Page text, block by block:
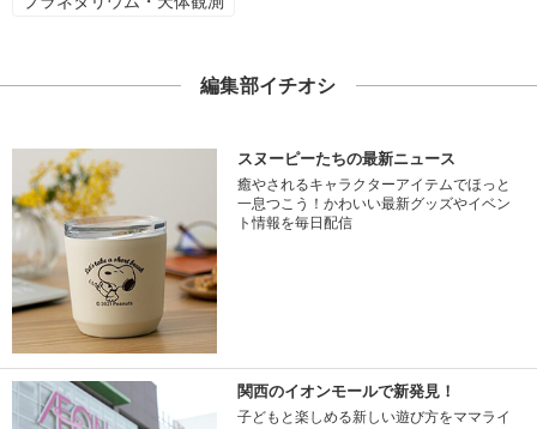
編集部イチオシ
スヌーピーたちの最新ニュース
癒やされるキャラクターアイテムでほっと
一息つこう！かわいい最新グッズやイベン
ト情報を毎日配信
関西のイオンモールで新発見！
子どもと楽しめる新しい遊び方をママライ